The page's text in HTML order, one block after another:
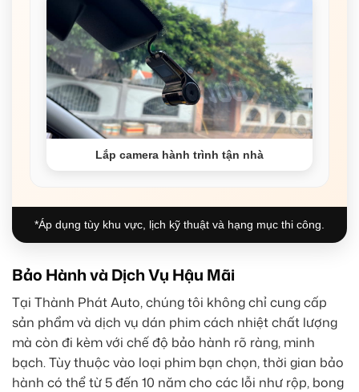
Lắp camera hành trình tận nhà
*Áp dụng tùy khu vực, lịch kỹ thuật và hạng mục thi công.
Bảo Hành và Dịch Vụ Hậu Mãi
Tại Thành Phát Auto, chúng tôi không chỉ cung cấp
sản phẩm và dịch vụ dán phim cách nhiệt chất lượng
mà còn đi kèm với chế độ bảo hành rõ ràng, minh
bạch. Tùy thuộc vào loại phim bạn chọn, thời gian bảo
hành có thể từ 5 đến 10 năm cho các lỗi như rộp, bong